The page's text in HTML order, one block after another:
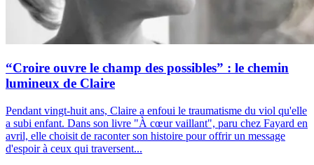
“Croire ouvre le champ des possibles” : le chemin
lumineux de Claire
Pendant vingt-huit ans, Claire a enfoui le traumatisme du viol qu'elle
a subi enfant. Dans son livre "À cœur vaillant", paru chez Fayard en
avril, elle choisit de raconter son histoire pour offrir un message
d'espoir à ceux qui traversent...